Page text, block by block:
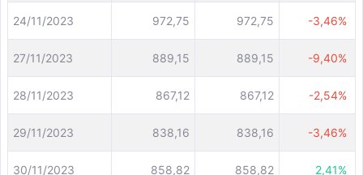
24/11/2023 972,75 972,75 -3,46%
27/11/2023 889,15 889,15 -9,40%
28/11/2023 867,12 867,12 -2,54%
29/11/2023 838,16 838,16 -3,46%
30/11/2023 858,82 858,82 2,41%